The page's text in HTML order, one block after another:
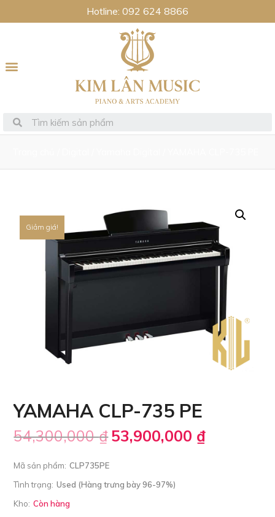
Hotline: 092 624 8866
Giảm giá!
YAMAHA CLP-735 PE
54,300,000₫53,900,000 ₫
Mã sản phẩm: CLP735PE
Tình trạng: Used (Hàng trưng bày 96-97%)
Kho: Còn hàng